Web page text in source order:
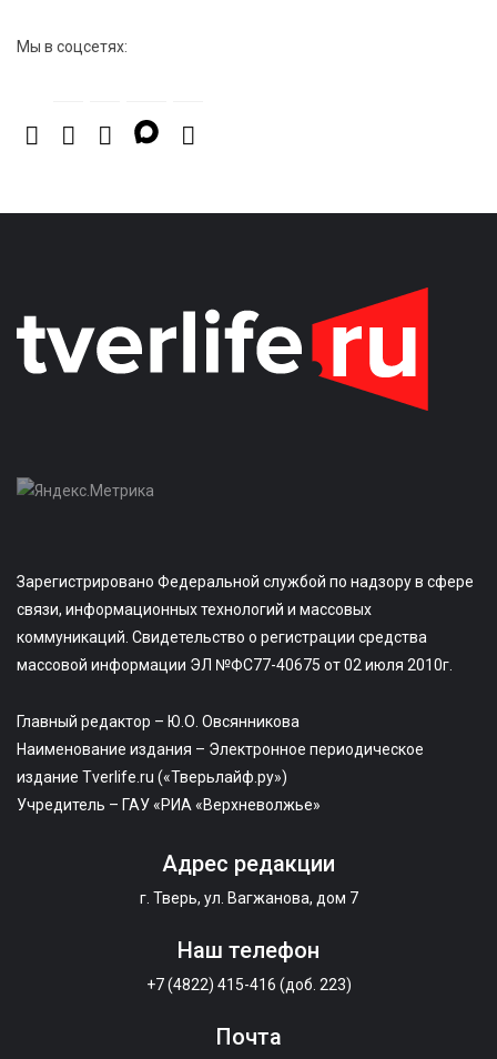
Мы в соцсетях:
Зарегистрировано Федеральной службой по надзору в сфере
связи, информационных технологий и массовых
коммуникаций. Свидетельство о регистрации средства
массовой информации ЭЛ №ФС77-40675 от 02 июля 2010г.
Главный редактор – Ю.О. Овсянникова
Наименование издания – Электронное периодическое
издание Tverlife.ru («Тверьлайф.ру»)
Учредитель – ГАУ «РИА «Верхневолжье»
Адрес редакции
г. Тверь, ул. Вагжанова, дом 7
Наш телефон
+7 (4822) 415-416 (доб. 223)
Почта